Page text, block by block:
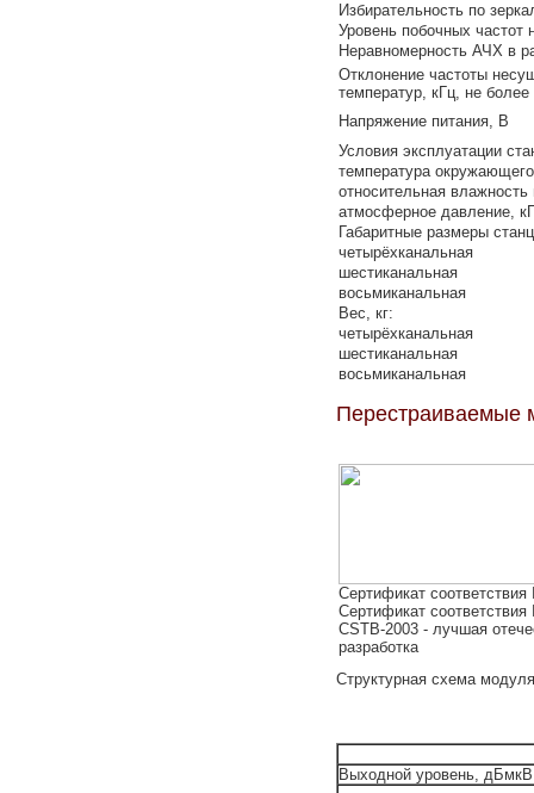
Избирательность по
Уровень побочных
Неравномерность АЧХ в
Отклонение частоты
температур, кГц, не более
Напряжение питания, В
Условия эксплуатации
температура
относительная
атмосферное давление,
Габаритные размеры
четырёхканальная
шестиканальная
восьмиканальная
Вес, кг:
четырёхканальная
шестиканальная
восьмиканальная
Сертификат
Сертификат
CSTB-2003 - лучшая
разработка
Структурная схема
Выходной уровень, дБмкВ